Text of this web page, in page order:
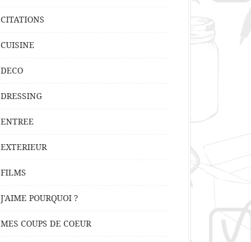
CITATIONS
CUISINE
DECO
DRESSING
ENTREE
EXTERIEUR
FILMS
J'AIME POURQUOI ?
MES COUPS DE COEUR